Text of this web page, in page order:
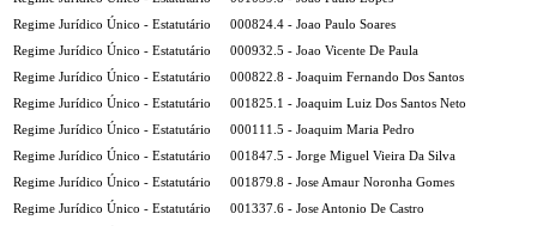
Regime Jurídico Único - Estatutário
000824.4 - Joao Paulo Soares
Regime Jurídico Único - Estatutário
000932.5 - Joao Vicente De Paula
Regime Jurídico Único - Estatutário
000822.8 - Joaquim Fernando Dos Santos
Regime Jurídico Único - Estatutário
001825.1 - Joaquim Luiz Dos Santos Neto
Regime Jurídico Único - Estatutário
000111.5 - Joaquim Maria Pedro
Regime Jurídico Único - Estatutário
001847.5 - Jorge Miguel Vieira Da Silva
Regime Jurídico Único - Estatutário
001879.8 - Jose Amaur Noronha Gomes
Regime Jurídico Único - Estatutário
001337.6 - Jose Antonio De Castro